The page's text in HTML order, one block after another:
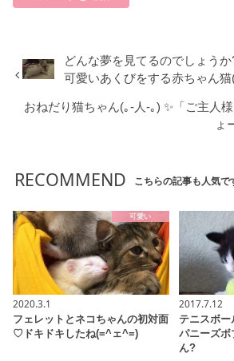
どんな夢を見てるのでしょう
可愛いあくびをする赤ちゃん
おねだり猫ちゃん(｡-人-｡) ✨「ご主人
ょ
RECOMMEND こちらの記事も人気で
可愛い
2020.3.1
フェレットとネコちゃんの初対面
♡ドキドキしたね(=^ェ^=)
2017.7.12
テニスボー
パニーズボ
ん?